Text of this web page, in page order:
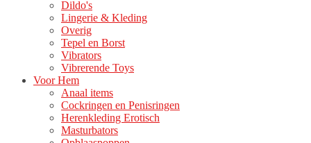
Dildo's
Lingerie & Kleding
Overig
Tepel en Borst
Vibrators
Vibrerende Toys
Voor Hem
Anaal items
Cockringen en Penisringen
Herenkleding Erotisch
Masturbators